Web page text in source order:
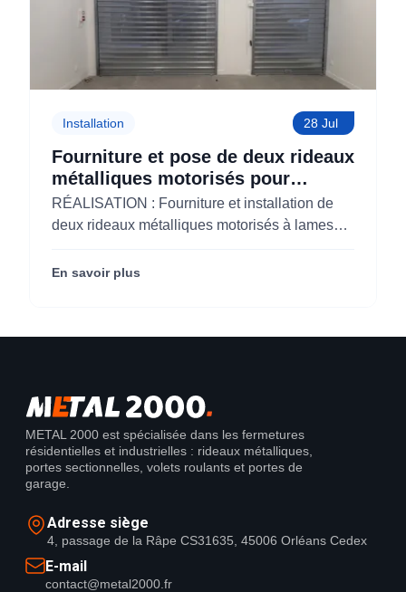
Installation 28 Jul
Fourniture et pose de deux rideaux
métalliques motorisés pour
KOLAM à Paris 3 (75)
RÉALISATION : Fourniture et installation de
deux rideaux métalliques motorisés à lames
(75003).
En savoir plus
METAL 2000 est spécialisée dans les fermetures
résidentielles et industrielles : rideaux métalliques,
portes sectionnelles, volets roulants et portes de
garage.
Adresse siège
4, passage de la Râpe CS31635, 45006 Orléans Cedex
E-mail
contact@metal2000.fr